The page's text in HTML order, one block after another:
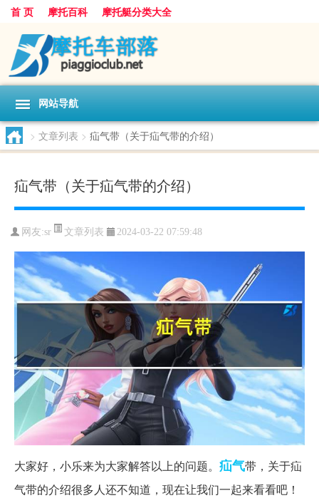
首 页 摩托百科 摩托艇分类大全
网站导航
> 文章列表 > 疝气带（关于疝气带的介绍）
疝气带（关于疝气带的介绍）
网友:sr 文章列表 2024-03-22 07:59:48
大家好，小乐来为大家解答以上的问题。 疝气带，关于疝
气带的介绍很多人还不知道，现在让我们一起来看看吧！